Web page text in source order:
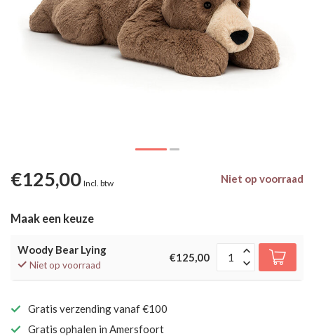
€125,00 Incl. btw Niet op voorraad
Maak een keuze
Woody Bear Lying
Niet op voorraad
€125,00
Gratis verzending vanaf €100
Gratis ophalen in Amersfoort